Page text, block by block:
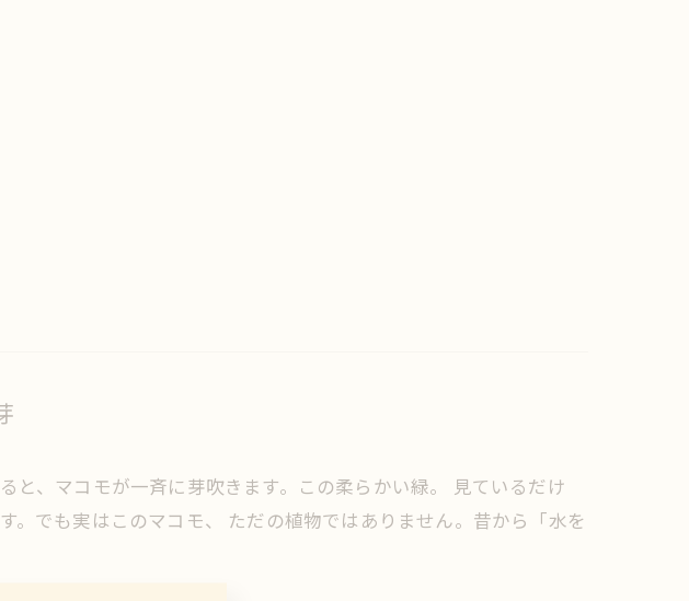
と、マコモが一斉に芽吹きます。この柔らかい緑。 見ているだけ
。でも実はこのマコモ、 ただの植物ではありません。昔から「水を